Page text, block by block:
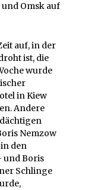
Omsk auf
auf, in der
ist, die
wurde
in Kiew
Andere
Nemzow
den
und Boris
Schlinge